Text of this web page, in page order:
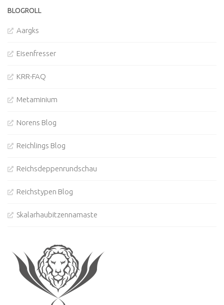
BLOGROLL
Aargks
Eisenfresser
KRR-FAQ
Metaminium
Norens Blog
Reichlings Blog
Reichsdeppenrundschau
Reichstypen Blog
Skalarhaubitzennamaste